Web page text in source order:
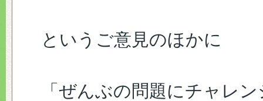
というご意見のほかに
「ぜんぶの問題にチャレ